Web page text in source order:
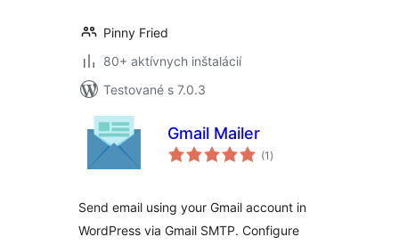
Pinny Fried
80+ aktívnych inštalácií
Testované s 7.0.3
Gmail Mailer
(1 celkové
hodnotenie
)
Send email using your Gmail account in
WordPress via Gmail SMTP. Configure